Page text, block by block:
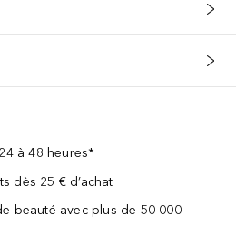
à 48 heures*
dès 25 € d’achat
beauté avec plus de 50 000